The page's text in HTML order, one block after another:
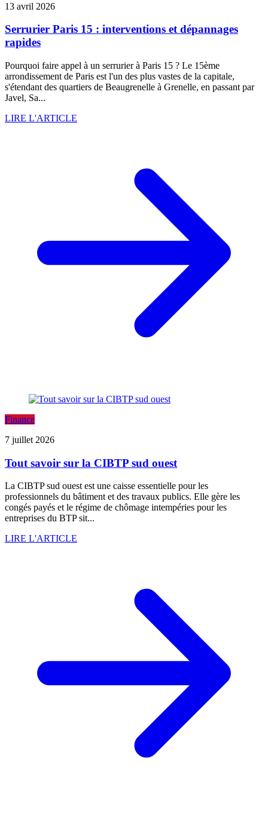
13 avril 2026
Serrurier Paris 15 : interventions et dépannages
rapides
Pourquoi faire appel à un serrurier à Paris 15 ? Le 15ème
arrondissement de Paris est l'un des plus vastes de la capitale,
s'étendant des quartiers de Beaugrenelle à Grenelle, en passant par
Javel, Sa...
LIRE L'ARTICLE
Finance
7 juillet 2026
Tout savoir sur la CIBTP sud ouest
La CIBTP sud ouest est une caisse essentielle pour les
professionnels du bâtiment et des travaux publics. Elle gère les
congés payés et le régime de chômage intempéries pour les
entreprises du BTP sit...
LIRE L'ARTICLE